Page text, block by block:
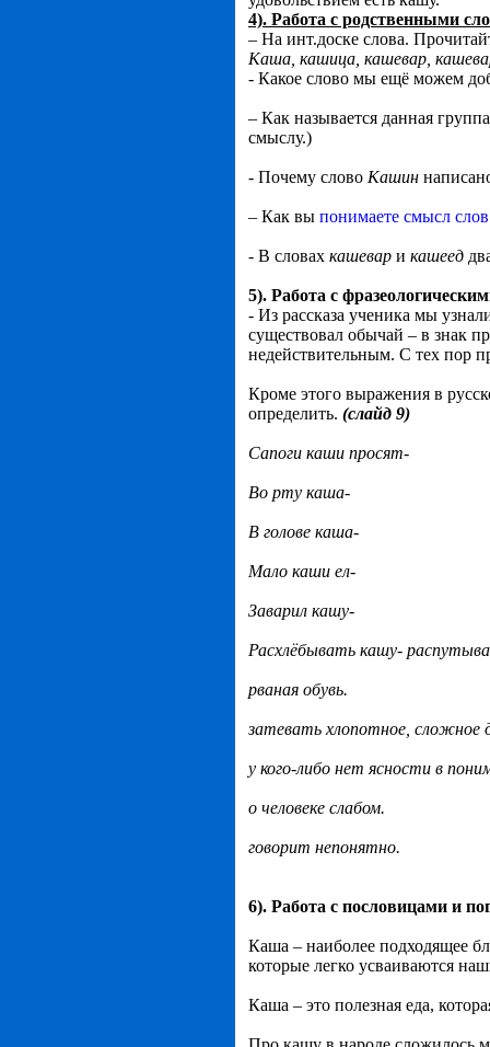
4). Работа с родственными
– На инт.доске слова.
Каша, кашица, кашевар,
- Какое слово мы ещё можем
– Как называется данная
смыслу.)
- Почему слово Кашин
– Как вы понимаете смысл
- В словах кашевар и кашеед
5). Работа с
- Из рассказа ученика мы
существовал обычай – в знак
недействительным. С тех пор
Кроме этого выражения в
определить. (слайд 9)
Сапоги каши просят-
Во рту каша-
В голове каша-
Мало каши ел-
Заварил кашу-
Расхлёбывать кашу-
рваная обувь.
затевать хлопотное, сложное
у кого-либо нет ясности в
о человеке слабом.
говорит непонятно.
6). Работа с пословицами и
Каша – наиболее подходящее
которые легко усваиваются
Каша – это полезная еда,